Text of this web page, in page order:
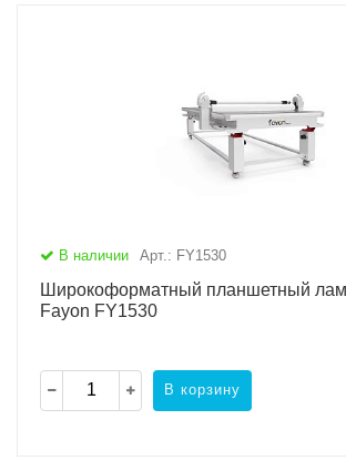
В наличии Арт.: FY1530
Широкоформатный планшетный
Fayon FY1530
В корзину